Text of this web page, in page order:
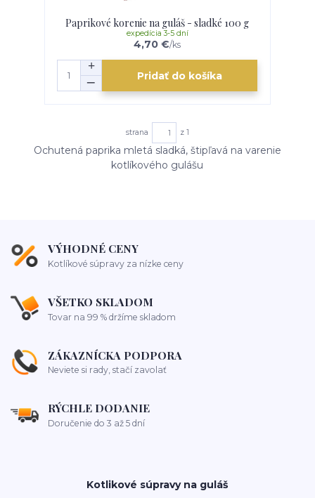
Paprikové korenie na guláš - sladké 100 g
4,70 €/ks
expedícia 3-5 dní
Pridať do košíka
strana z 1
Ochutená paprika mletá sladká, štipľavá na varenie
kotlíkového gulášu
VÝHODNÉ CENY
Kotlíkové súpravy za nízke ceny
VŠETKO SKLADOM
Tovar na 99 % držíme skladom
ZÁKAZNÍCKA PODPORA
Neviete si rady, stačí zavolať
RÝCHLE DODANIE
Doručenie do 3 až 5 dní
Kotlikové súpravy na guláš